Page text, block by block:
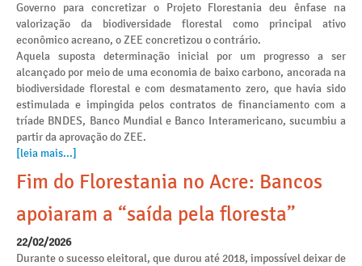
Governo para concretizar o Projeto Florestania deu ênfase na
valorização da biodiversidade florestal como principal ativo
econômico acreano, o ZEE concretizou o contrário.
Aquela suposta determinação inicial por um progresso a ser
alcançado por meio de uma economia de baixo carbono, ancorada na
biodiversidade florestal e com desmatamento zero, que havia sido
estimulada e impingida pelos contratos de financiamento com a
tríade BNDES, Banco Mundial e Banco Interamericano, sucumbiu a
partir da aprovação do ZEE.
[leia mais...]
Fim do Florestania no Acre: Bancos
apoiaram a “saída pela floresta”
22/02/2026
Durante o sucesso eleitoral, que durou até 2018, impossível deixar de